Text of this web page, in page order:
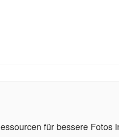
für bessere Fotos